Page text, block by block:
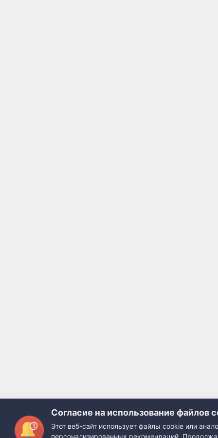
Согласие на использование файлов
Этот веб-сайт использует файлы cookie или
персонализированных рекомендаций.